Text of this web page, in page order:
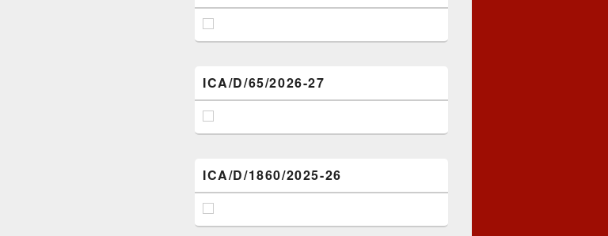
ICA/D/65/2026-27
ICA/D/1860/2025-26